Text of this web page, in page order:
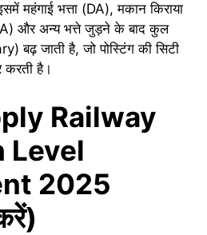
महंगाई भत्ता (DA), मकान किराया
और अन्य भत्ते जुड़ने के बाद कुल
बढ़ जाती है, जो पोस्टिंग की सिटी
करती है।
Railway
Level
2025